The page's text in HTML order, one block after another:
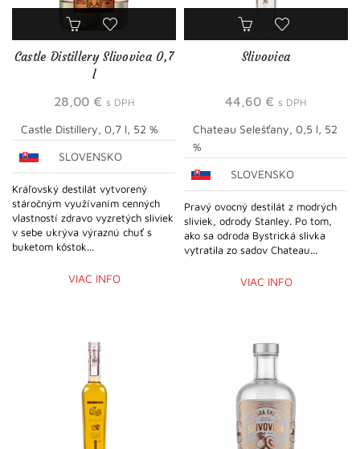
Castle Distillery Slivovica 0,7
l
28,00 € s DPH
Castle Distillery, 0,7 l, 52 %
SLOVENSKO
Kráľovský destilát vytvorený
stáročným využívaním cenných
vlastností zdravo vyzretých sliviek
v sebe ukrýva výraznú chuť s
buketom kôstok...
VIAC INFO
Slivovica
44,60 € s DPH
Chateau Selešťany, 0,5 l, 52
%
SLOVENSKO
Pravý ovocný destilát z modrých
sliviek, odrody Stanley. Po tom,
ako sa odroda Bystrická slivka
vytratila zo sadov Chateau...
VIAC INFO